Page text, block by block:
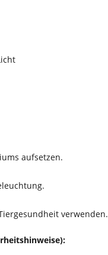
aufsetzen.
verwenden.